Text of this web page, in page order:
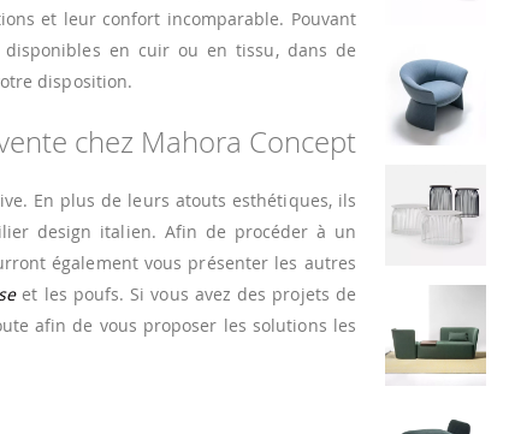
et leur confort incomparable. Pouvant
disponibles en cuir ou en tissu, dans de
disposition.
chez Mahora Concept
En plus de leurs atouts esthétiques, ils
design italien. Afin de procéder à un
également vous présenter les autres
et les poufs. Si vous avez des projets de
afin de vous proposer les solutions les